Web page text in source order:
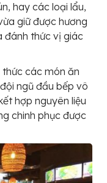
hay các loại lẩu,
giữ được hương
đánh thức vị giác
các món ăn
ngũ đầu bếp vô
hợp nguyên liệu
chinh phục được